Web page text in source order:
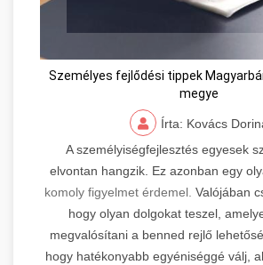
Személyes fejlődési tippek
megye
Írta: Kovács
A személyiségfejlesztés egyesek
elvontan hangzik. Ez azonban egy
komoly figyelmet érdemel. Valójában
hogy olyan dolgokat teszel,
megvalósítani a benned rejlő
hogy hatékonyabb egyéniséggé válj,